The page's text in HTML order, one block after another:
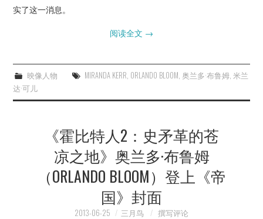
实了这一消息。
阅读全文 →
映像人物 MIRANDA KERR ORLANDO BLOOM 奥兰多·布鲁姆, 米兰
达·可儿
《霍比特人2：史矛革的苍
凉之地》奥兰多·布鲁姆
（ORLANDO BLOOM）登上《帝
国》封面
2013-06-25 三月鸟 撰写评论